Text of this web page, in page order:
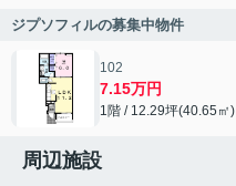
ジプソフィルの募集中物件
102
7.15万円
1階 / 12.29坪(40.65㎡)
周辺施設